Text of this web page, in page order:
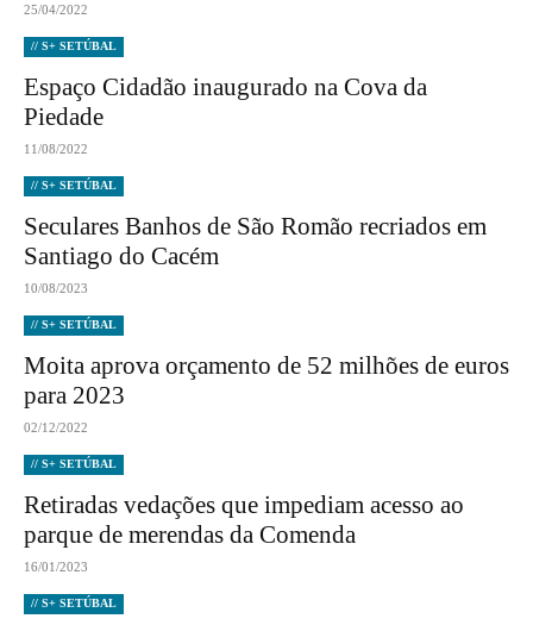
25/04/2022
// S+ SETÚBAL
Espaço Cidadão inaugurado na Cova da
Piedade
11/08/2022
// S+ SETÚBAL
Seculares Banhos de São Romão recriados em
Santiago do Cacém
10/08/2023
// S+ SETÚBAL
Moita aprova orçamento de 52 milhões de euros
para 2023
02/12/2022
// S+ SETÚBAL
Retiradas vedações que impediam acesso ao
parque de merendas da Comenda
16/01/2023
// S+ SETÚBAL